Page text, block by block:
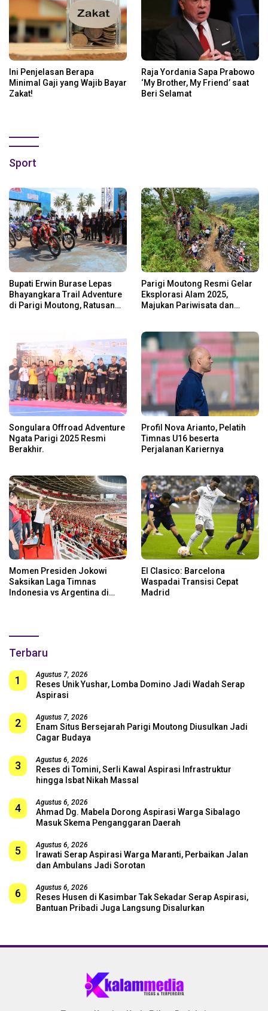
Ini Penjelasan Berapa
Minimal Gaji yang Wajib Bayar
Zakat!
Raja Yordania Sapa Prabowo
‘My Brother, My Friend’ saat
Beri Selamat
Sport
Bupati Erwin Burase Lepas
Bhayangkara Trail Adventure
di Parigi Moutong, Ratusan
Parigi Moutong Resmi Gelar
Eksplorasi Alam 2025,
Majukan Pariwisata dan
Songulara Offroad Adventure
Ngata Parigi 2025 Resmi
Berakhir.
Profil Nova Arianto, Pelatih
Timnas U16 beserta
Perjalanan Kariernya
Momen Presiden Jokowi
Saksikan Laga Timnas
Indonesia vs Argentina di
El Clasico: Barcelona
Waspadai Transisi Cepat
Madrid
Terbaru
1 Agustus 7, 2026
Reses Unik Yushar, Lomba Domino Jadi Wadah Serap
Aspirasi
2 Agustus 7, 2026
Enam Situs Bersejarah Parigi Moutong Diusulkan Jadi
Cagar Budaya
3 Agustus 6, 2026
Reses di Tomini, Serli Kawal Aspirasi Infrastruktur
hingga Isbat Nikah Massal
4 Agustus 6, 2026
Ahmad Dg. Mabela Dorong Aspirasi Warga Sibalago
Masuk Skema Penganggaran Daerah
5 Agustus 6, 2026
Irawati Serap Aspirasi Warga Maranti, Perbaikan Jalan
dan Ambulans Jadi Sorotan
6 Agustus 6, 2026
Reses Husen di Kasimbar Tak Sekadar Serap Aspirasi,
Bantuan Pribadi Juga Langsung Disalurkan